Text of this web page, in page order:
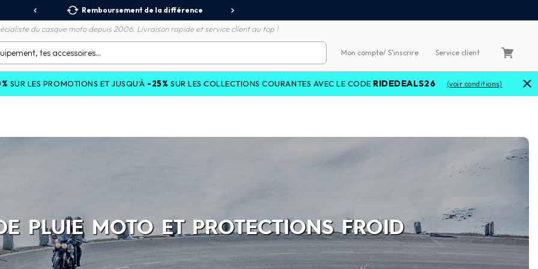
Remboursement de la différence
du casque moto depuis 2006. Livraison rapide et service client au top !
Mon compte/ S'inscrire Service client
ET JUSQU'À-25%SUR LES COLLECTIONS COURANTES AVEC LE CODERIDEDEALS26 (voir conditions)
PLUIE MOTO ET PROTECTIONS FROID